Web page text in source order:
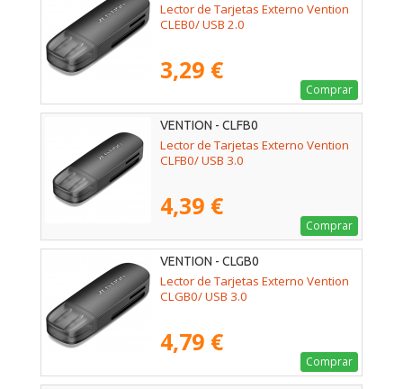
Lector de Tarjetas Externo Vention
CLEB0/ USB 2.0
3,29 €
Comprar
VENTION - CLFB0
Lector de Tarjetas Externo Vention
CLFB0/ USB 3.0
4,39 €
Comprar
VENTION - CLGB0
Lector de Tarjetas Externo Vention
CLGB0/ USB 3.0
4,79 €
Comprar